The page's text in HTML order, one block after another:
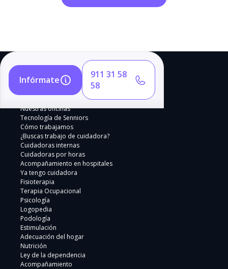
Infórmate
911 31 58
58
Nuestras oficinas
Tecnología de Senniors
Cómo trabajamos
¿Buscas trabajo de cuidadora?
Cuidadoras internas
Cuidadoras por horas
Acompañamiento en hospitales
Ya tengo cuidadora
Fisioterapia
Terapia Ocupacional
Psicología
Logopedia
Podología
Estimulación
Adecuación del hogar
Nutrición
Ley de la dependencia
Acompañamiento